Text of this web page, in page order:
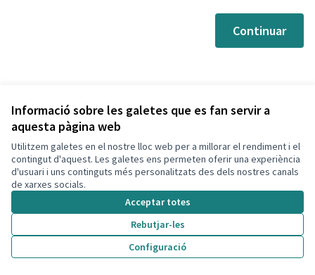
Informació sobre les galetes que es fan servir a
aquesta pàgina web
Utilitzem galetes en el nostre lloc web per a millorar el rendiment i el
contingut d'aquest. Les galetes ens permeten oferir una experiència
d'usuari i uns continguts més personalitzats des dels nostres canals
de xarxes socials.
Acceptar totes
Rebutjar-les
Configuració
Continuar
Termes i condicions d'ús
Configuració de les galetes
Decidim Calafell a X
(Enllaç extern)
Decidim Calafell a Facebook
Decidim Calafell a YouTube
Decidim Calafell a GitHub
(Enllaç extern)
Web creada ambprogramari lliure .
Amb
(Enllaç